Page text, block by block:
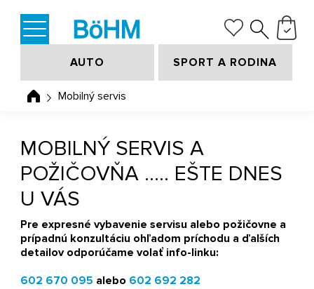
AUTO SPORT A RODINA
Mobilný servis
MOBILNÝ SERVIS A
POŽIČOVŇA ….. EŠTE DNES
U VÁS
Pre expresné vybavenie servisu alebo požičovne a
prípadnú konzultáciu ohľadom príchodu a ďalších
detailov odporúčame volať info-linku:
602 670 095 alebo 602 692 282